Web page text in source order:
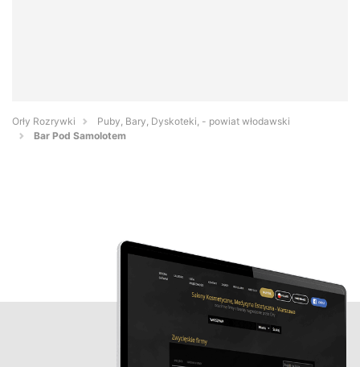
Orły Rozrywki
Puby, Bary, Dyskoteki, - powiat włodawski
Bar Pod Samolotem